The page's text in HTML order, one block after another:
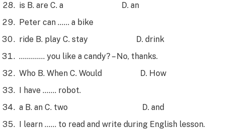
is B. are C. a D. an
Peter can …… a bike
ride B. play C. stay D. drink
…………. you like a candy? – No, thanks.
Who B. When C. Would D. How
I have ……. robot.
a B. an C. two D. and
I learn …… to read and write during English lesson.